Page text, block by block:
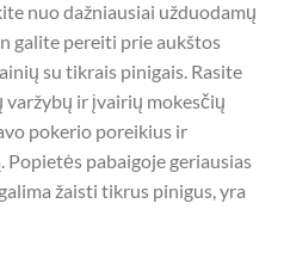
nuo dažniausiai užduodamų
galite pereiti prie aukštos
su tikrais pinigais. Rasite
varžybų ir įvairių mokesčių
pokerio poreikius ir
pabaigoje geriausias
žaisti tikrus pinigus, yra